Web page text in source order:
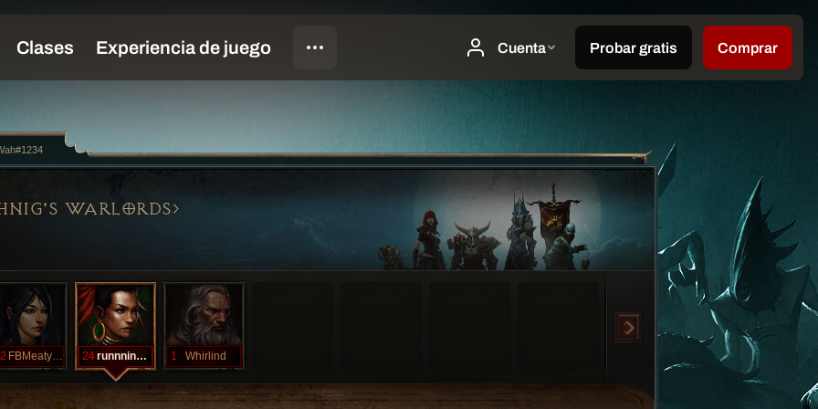
WARLORDS
FBMeatyhor 24 runnninagain 1 Whirlind